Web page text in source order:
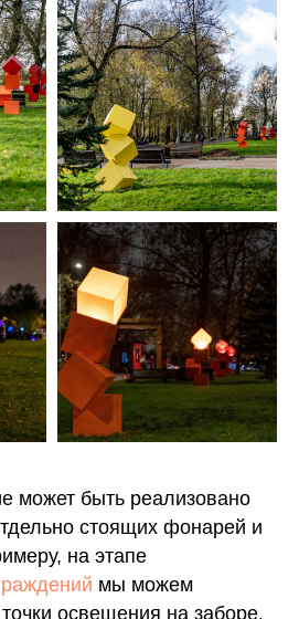
может быть реализовано
стоящих фонарей и
на этапе
мы можем
освещения на заборе.